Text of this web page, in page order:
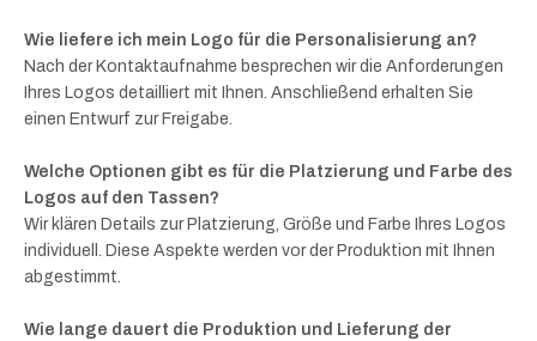
Wie liefere ich mein Logo für die Personalisierung an?
Nach der Kontaktaufnahme besprechen wir die Anforderungen
Ihres Logos detailliert mit Ihnen. Anschließend erhalten Sie
einen Entwurf zur Freigabe.
Welche Optionen gibt es für die Platzierung und Farbe des
Logos auf den Tassen?
Wir klären Details zur Platzierung, Größe und Farbe Ihres Logos
individuell. Diese Aspekte werden vor der Produktion mit Ihnen
abgestimmt.
Wie lange dauert die Produktion und Lieferung der